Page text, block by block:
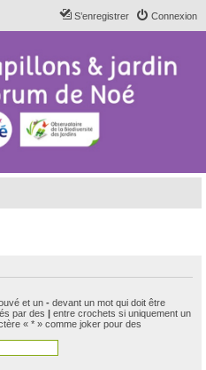
Connexion
S’enregistrer
et un - devant un mot qui doit être
par des | entre crochets si uniquement un
« * » comme joker pour des